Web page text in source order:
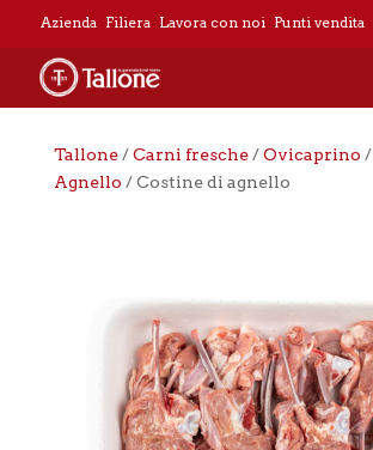
Azienda Filiera Lavora con noi Punti vendita
Tallone/Carni fresche/Ovicaprino /
Agnello / Costine di agnello